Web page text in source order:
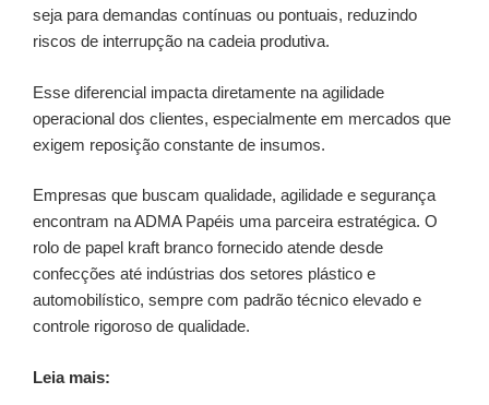
seja para demandas contínuas ou pontuais, reduzindo
riscos de interrupção na cadeia produtiva.
Esse diferencial impacta diretamente na agilidade
operacional dos clientes, especialmente em mercados que
exigem reposição constante de insumos.
Empresas que buscam qualidade, agilidade e segurança
encontram na ADMA Papéis uma parceira estratégica. O
rolo de papel kraft branco fornecido atende desde
confecções até indústrias dos setores plástico e
automobilístico, sempre com padrão técnico elevado e
controle rigoroso de qualidade.
Leia mais: